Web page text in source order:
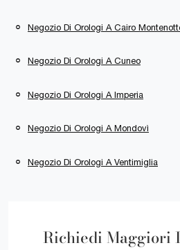
Negozio Di Orologi A Cairo
Negozio Di Orologi A Cuneo
Negozio Di Orologi A Imperia
Negozio Di Orologi A Mondovì
Negozio Di Orologi A Ventimiglia
Richiedi Maggiori